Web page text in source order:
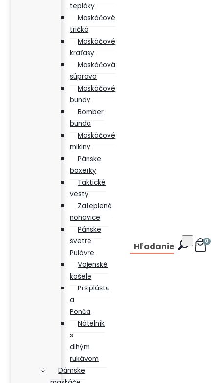
tepláky
Maskáčové
tričká
Maskáčové
kraťasy
Maskáčová
súprava
Maskáčové
bundy
Bomber
bunda
Maskáčové
mikiny
Pánske
boxerky
Taktické
vesty
Zateplené
nohavice
Pánske
svetre
Pulóvre
Vojenské
košele
Pršiplášte
a
Pončá
Nátelník
s
dlhým
rukávom
Dámske
Hľadanie 0